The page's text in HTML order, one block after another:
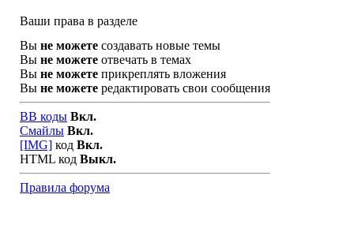
Ваши права в разделе
Вы не можете создавать новые темы
Вы не можете отвечать в темах
Вы не можете прикреплять вложения
Вы не можете редактировать свои сообщения
BB коды Вкл.
Смайлы Вкл.
[IMG] код Вкл.
HTML код Выкл.
Правила форума